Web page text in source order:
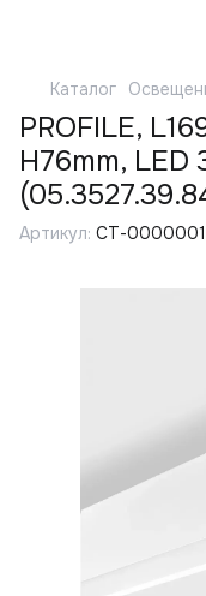
Каталог
PROFILE,
H76mm,
Артикул: СТ-